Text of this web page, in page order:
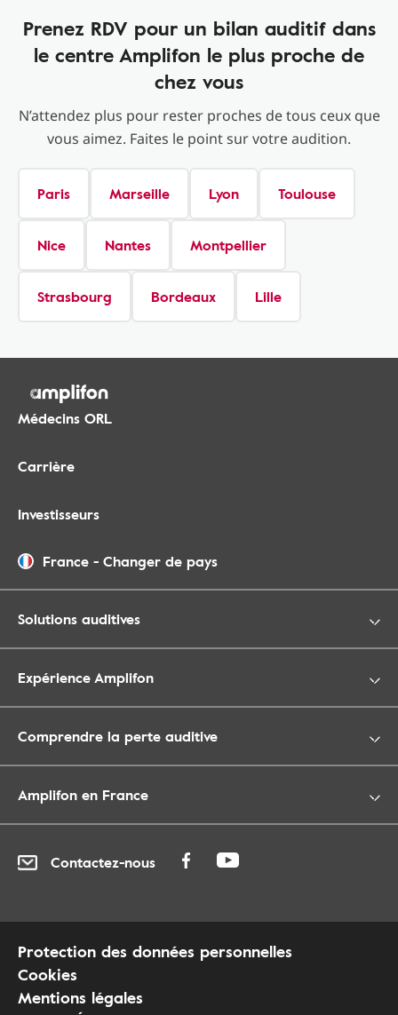
Prenez RDV pour un bilan auditif dans
le centre Amplifon le plus proche de
chez vous
N’attendez plus pour rester proches de tous ceux que
vous aimez. Faites le point sur votre audition.
Paris Marseille Lyon Toulouse
Nice Nantes Montpellier
Strasbourg Bordeaux Lille
Médecins ORL
Carrière
Investisseurs
France - Changer de pays
Solutions auditives
Expérience Amplifon
Comprendre la perte auditive
Amplifon en France
Contactez-nous
Protection des données personnelles
Cookies
Mentions légales